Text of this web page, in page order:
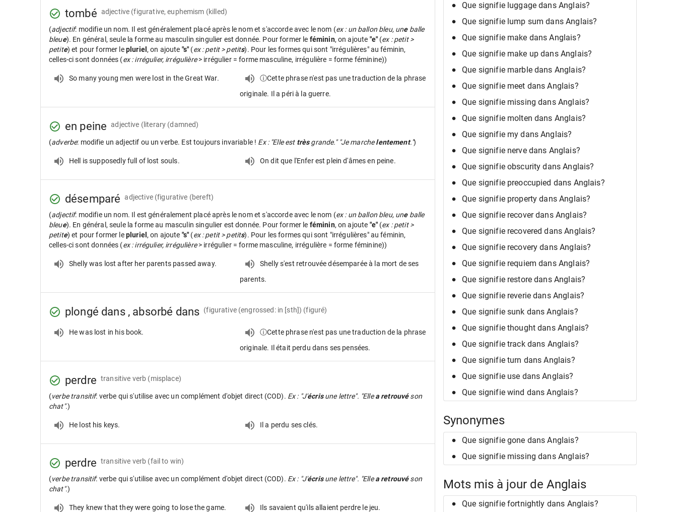
tombé adjective (figurative, euphemism (killed)
(adjectif: modifie un nom. Il est généralement placé après le nom et s'accorde avec le nom (ex : un ballon bleu, uneballe
bleue). En général, seule la forme au masculin singulier est donnée. Pour former le féminin, on ajoute "e"(ex : petit >
petite) et pour former lepluriel , on ajoute "s" (ex : petit > petits). Pour les formes qui sont "irrégulières" au féminin,
celles-ci sont données (ex : irrégulier, irrégulière> irrégulier = forme masculine, irrégulière = forme féminine))
So many young men were lost in the Great War.
ⓘCette phrase n'est pas une traduction de la phrase
originale. Il a péri à la guerre.
en peine adjective (literary (damned)
(adverbe: modifie un adjectif ou un verbe. Est toujours invariable ! Ex : "Elle est trèsgrande." "Je marchelentement.")
Hell is supposedly full of lost souls. On dit que l'Enfer est plein d'âmes en peine.
désemparé adjective (figurative (bereft)
(adjectif: modifie un nom. Il est généralement placé après le nom et s'accorde avec le nom (ex : un ballon bleu, uneballe
bleue). En général, seule la forme au masculin singulier est donnée. Pour former le féminin, on ajoute "e"(ex : petit >
petite) et pour former lepluriel , on ajoute "s" (ex : petit > petits). Pour les formes qui sont "irrégulières" au féminin,
celles-ci sont données (ex : irrégulier, irrégulière> irrégulier = forme masculine, irrégulière = forme féminine))
Shelly was lost after her parents passed away.
Shelly s'est retrouvée désemparée à la mort de ses
parents.
plongé dans , absorbé dans (figurative (engrossed: in [sth]) (figuré)
He was lost in his book.
ⓘCette phrase n'est pas une traduction de la phrase
originale. Il était perdu dans ses pensées.
perdre transitive verb (misplace)
(verbe transitif: verbe qui s'utilise avec un complément d'objet direct (COD). Ex : "J'écrisune lettre". "Ellea retrouvéson
chat".)
He lost his keys. Il a perdu ses clés.
perdre transitive verb (fail to win)
(verbe transitif: verbe qui s'utilise avec un complément d'objet direct (COD). Ex : "J'écrisune lettre". "Ellea retrouvéson
chat".)
They knew that they were going to lose the game. Ils savaient qu'ils allaient perdre le jeu.
Que signifie luggage dans Anglais?
Que signifie lump sum dans Anglais?
Que signifie make dans Anglais?
Que signifie make up dans Anglais?
Que signifie marble dans Anglais?
Que signifie meet dans Anglais?
Que signifie missing dans Anglais?
Que signifie molten dans Anglais?
Que signifie my dans Anglais?
Que signifie nerve dans Anglais?
Que signifie obscurity dans Anglais?
Que signifie preoccupied dans Anglais?
Que signifie property dans Anglais?
Que signifie recover dans Anglais?
Que signifie recovered dans Anglais?
Que signifie recovery dans Anglais?
Que signifie requiem dans Anglais?
Que signifie restore dans Anglais?
Que signifie reverie dans Anglais?
Que signifie sunk dans Anglais?
Que signifie thought dans Anglais?
Que signifie track dans Anglais?
Que signifie turn dans Anglais?
Que signifie use dans Anglais?
Que signifie wind dans Anglais?
Synonymes
Que signifie gone dans Anglais?
Que signifie missing dans Anglais?
Mots mis à jour de Anglais
Que signifie fortnightly dans Anglais?